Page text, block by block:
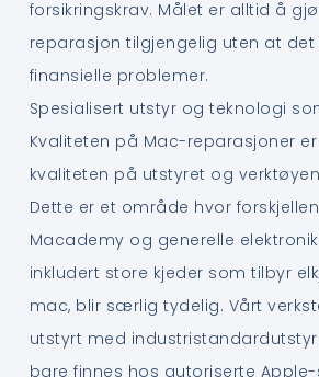
forsikringskrav. Målet er alltid å
reparasjon tilgjengelig uten at det
finansielle problemer.
Spesialisert utstyr og teknologi
Kvaliteten på Mac-reparasjoner
kvaliteten på utstyret og
Dette er et område hvor
Macademy og generelle
inkludert store kjeder som tilbyr
mac, blir særlig tydelig. Vårt
utstyrt med
bare finnes hos autoriserte